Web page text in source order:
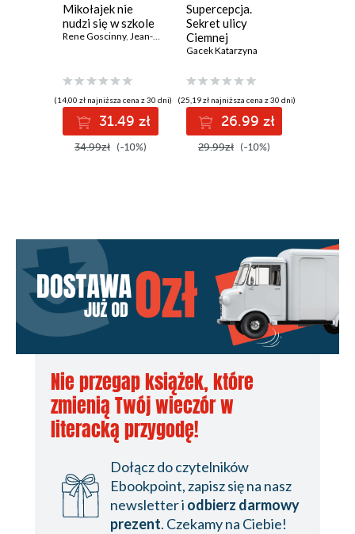
Mikołajek nie
nudzi się w szkole
Rene Goscinny, Jean-Jacques Sempé
(14,00 zł najniższa cena z 30 dni)
31.49 zł
34.99zł (-10%)
Supercepcja.
Sekret ulicy
Ciemnej
Gacek Katarzyna
(25,19 zł najniższa cena z 30 dni)
26.99 zł
29.99zł (-10%)
Nie przegap książek, które
zmienią Twój wieczór w
literacką przygodę!
Dołącz do czytelników
Ebookpoint, zapisz się na nasz
newsletter i odbierz darmowy
prezent. Czekamy na Ciebie!